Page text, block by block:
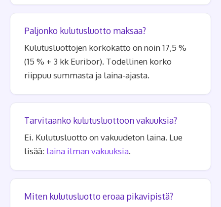
Paljonko kulutusluotto maksaa?
Kulutusluottojen korkokatto on noin 17,5 %
(15 % + 3 kk Euribor). Todellinen korko
riippuu summasta ja laina-ajasta.
Tarvitaanko kulutusluottoon vakuuksia?
Ei. Kulutusluotto on vakuudeton laina. Lue
lisää: laina ilman vakuuksia.
Miten kulutusluotto eroaa pikavipistä?